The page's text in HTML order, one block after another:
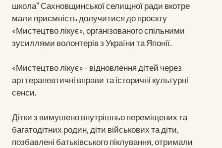
школа" Сахновщинської селищної ради вкотре
мали приємність долучитися до проєкту
«Мистецтво лікує», організованого спільними
зусиллями волонтерів з України та Японії.
«Мистецтво лікує» - відновлення дітей через
арттерапевтичні вправи та історичні культурні
сенси.
Дітки з вимушено внутрішньо переміщених та
багатодітних родин, діти військових та діти,
позбавлені батьківського піклування, отримали